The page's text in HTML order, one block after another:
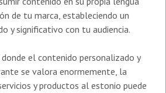
de tu marca, estableciendo un
y significativo con tu audiencia.
el contenido personalizado y
se valora enormemente, la
y productos al estonio puede